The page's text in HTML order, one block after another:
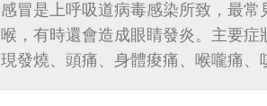
感冒是上呼吸道病毒感染所致，最
喉，有時還會造成眼睛發炎。主要
現發燒、頭痛、身體痠痛、喉嚨痛、